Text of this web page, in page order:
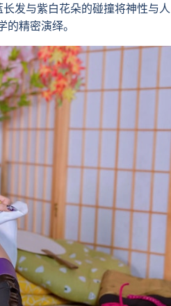
发与紫白花朵的碰撞将神性与人
精密演绎。